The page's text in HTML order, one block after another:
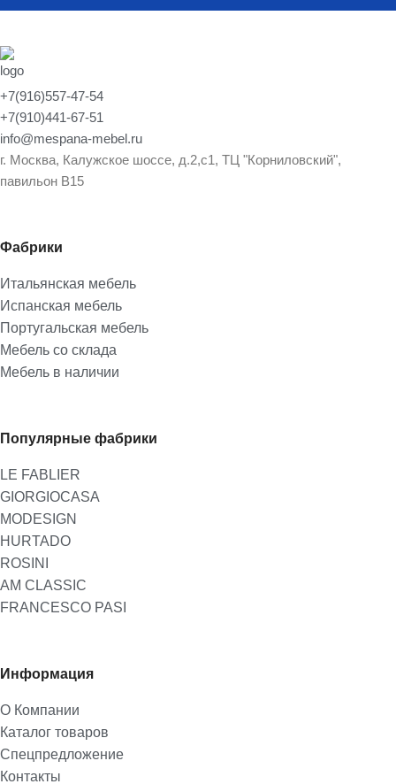
+7(916)557-47-54
+7(910)441-67-51
info@mespana-mebel.ru
г. Москва, Калужское шоссе, д.2,с1, ТЦ "Корниловский",
павильон В15
Фабрики
Итальянская мебель
Испанская мебель
Португальская мебель
Мебель со склада
Мебель в наличии
Популярные фабрики
LE FABLIER
GIORGIOCASA
MODESIGN
HURTADO
ROSINI
AM CLASSIC
FRANCESCO PASI
Информация
О Компании
Каталог товаров
Спецпредложение
Контакты